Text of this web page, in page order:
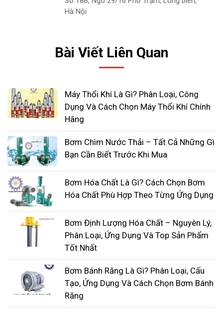
độ an toàn cao, phòng chống cháy nổ. Bơm
các chất ăn mòn, mài mòn cao, các loại hóa
Ứng dụng máy bơm màng khí
nén trong sản xuất
Máy bơm màng khí nén chủ yếu được sử dụng
trong các nhà máy, xí nghiệp, một số lĩnh vực
thường được dùng như:
1. Máy bơm màng nước thải
Thường chúng ta sẽ sử dụng máy bơm màng cho
Hà Nội
Bài Viết Liên Quan
Máy Thổi Khí Là Gì? Phân Loại, Công
Dụng Và Cách Chọn Máy Thổi Khí Chính
Hãng
Bơm Chìm Nước Thải – Tất Cả Những Gì
Bạn Cần Biết Trước Khi Mua
Bơm Hóa Chất Là Gì? Cách Chọn Bơm
Hóa Chất Phù Hợp Theo Từng Ứng Dụng
Bơm Định Lượng Hóa Chất – Nguyên Lý,
Phân Loại, Ứng Dụng Và Top Sản Phẩm
Tốt Nhất
Bơm Bánh Răng Là Gì? Phân Loại, Cấu
Tạo, Ứng Dụng Và Cách Chọn Bơm Bánh
Răng